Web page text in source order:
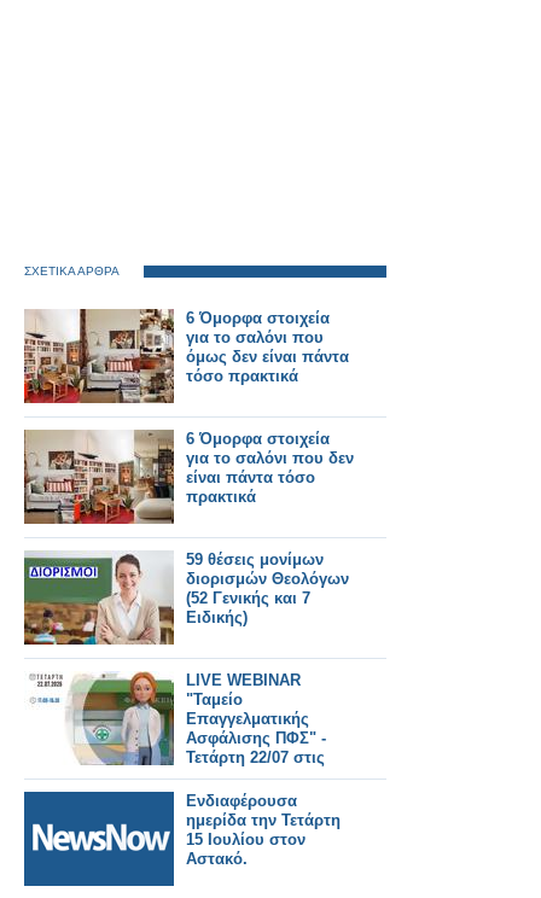
ΣΧΕΤΙΚΑ ΑΡΘΡΑ
6 Όμορφα στοιχεία
για το σαλόνι που
όμως δεν είναι πάντα
τόσο πρακτικά
6 Όμορφα στοιχεία
για το σαλόνι που δεν
είναι πάντα τόσο
πρακτικά
59 θέσεις μονίμων
διορισμών Θεολόγων
(52 Γενικής και 7
Ειδικής)
LIVE WEBINAR
"Ταμείο
Επαγγελματικής
Ασφάλισης ΠΦΣ" -
Τετάρτη 22/07 στις
17:00
Ενδιαφέρουσα
ημερίδα την Τετάρτη
15 Ιουλίου στον
Αστακό.